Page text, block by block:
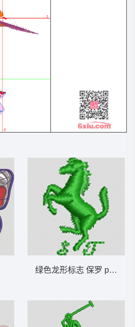
绿色龙形标志 保罗 polo 骑